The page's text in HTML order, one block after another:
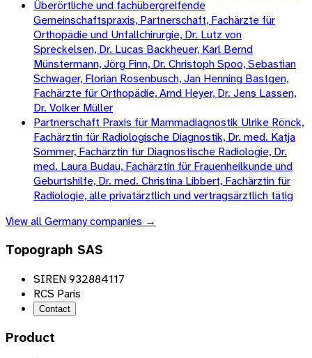
Überörtliche und fachübergreifende
Gemeinschaftspraxis, Partnerschaft, Fachärzte für
Orthopädie und Unfallchirurgie, Dr. Lutz von
Spreckelsen, Dr. Lucas Backheuer, Karl Bernd
Münstermann, Jörg Finn, Dr. Christoph Spoo, Sebastian
Schwager, Florian Rosenbusch, Jan Henning Bastgen,
Fachärzte für Orthopädie, Arnd Heyer, Dr. Jens Lassen,
Dr. Volker Müller
Partnerschaft Praxis für Mammadiagnostik Ulrike Rönck,
Fachärztin für Radiologische Diagnostik, Dr. med. Katja
Sommer, Fachärztin für Diagnostische Radiologie, Dr.
med. Laura Budau, Fachärztin für Frauenheilkunde und
Geburtshilfe, Dr. med. Christina Libbert, Fachärztin für
Radiologie, alle privatärztlich und vertragsärztlich tätig
View allGermanycompanies →
Topograph SAS
SIREN 932884117
RCS Paris
Contact
Product